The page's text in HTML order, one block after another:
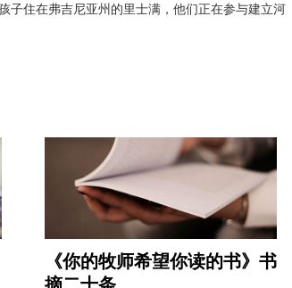
子住在弗吉尼亚州的里士满，他们正在参与建立河
《你的牧师希望你读的书》书
摘二十条